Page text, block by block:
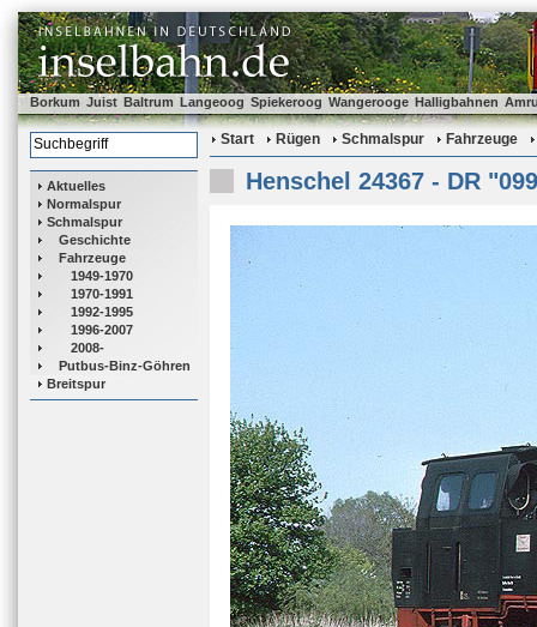
Borkum Juist Baltrum Langeoog Spiekeroog Wangerooge Halligbahnen
Aktuelles
Normalspur
Schmalspur
Geschichte
Fahrzeuge
1949-1970
1970-1991
1992-1995
1996-2007
2008-
Putbus-Binz-Göhren
Breitspur
Start Rügen Schmalspur Fahrzeuge
Henschel 24367 - DR